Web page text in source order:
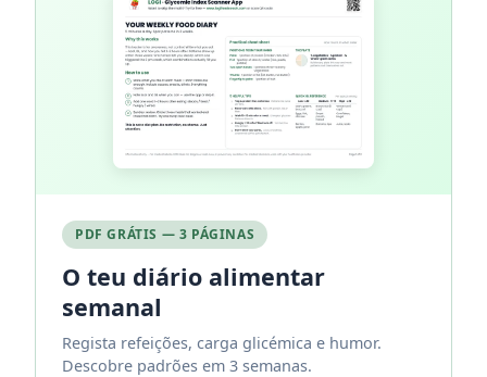
PDF GRÁTIS — 3 PÁGINAS
O teu diário alimentar
semanal
Regista refeições, carga glicémica e humor.
Descobre padrões em 3 semanas.